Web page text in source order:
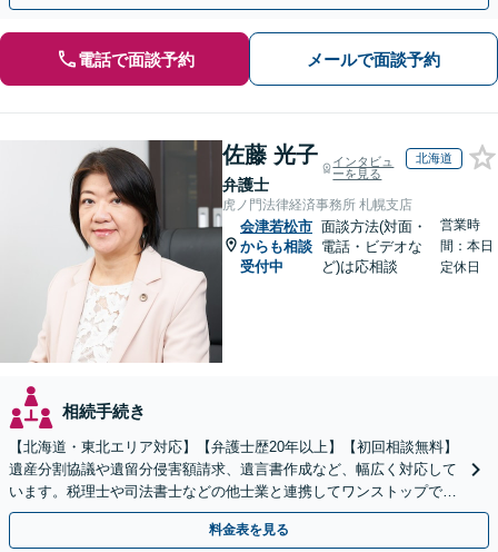
電話で面談予約 メールで面談予約
佐藤 光子
弁護士
インタビュ
ーを見る
北海道
虎ノ門法律経済事務所 札幌支店
会津若松市
からも相談
受付中
面談方法(対面・
電話・ビデオな
ど)は応相談
営業時
間：本日
定休日
相続手続き
【北海道・東北エリア対応】【弁護士歴20年以上】【初回相談無料】
遺産分割協議や遺留分侵害額請求、遺言書作成など、幅広く対応して
います。税理士や司法書士などの他士業と連携してワンストップでの
解決が可能です。ぜひご相談ください。
料金表を見る